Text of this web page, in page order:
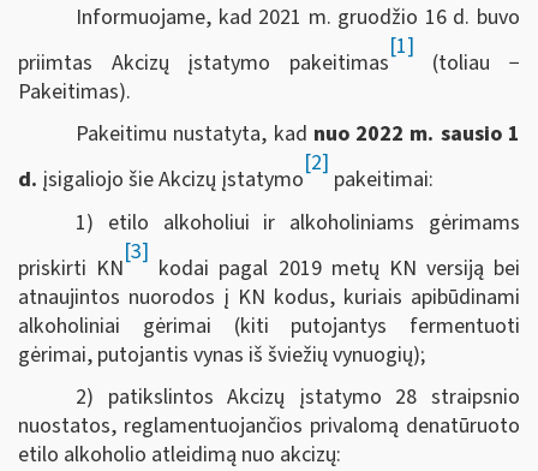
Informuojame, kad 2021 m. gruodžio 16 d. buvo
priimtas Akcizų įstatymo pakeitimas
[1]
(toliau −
Pakeitimas).
Pakeitimu nustatyta, kad nuo 2022 m. sausio 1
d. įsigaliojo šie Akcizų įstatymo
[2]
pakeitimai:
1) etilo alkoholiui ir alkoholiniams gėrimams
priskirti KN
[3]
kodai pagal 2019 metų KN versiją bei
atnaujintos nuorodos į KN kodus, kuriais apibūdinami
alkoholiniai gėrimai (kiti putojantys fermentuoti
gėrimai, putojantis vynas iš šviežių vynuogių);
2) patikslintos Akcizų įstatymo 28 straipsnio
nuostatos, reglamentuojančios privalomą denatūruoto
etilo alkoholio atleidimą nuo akcizų: